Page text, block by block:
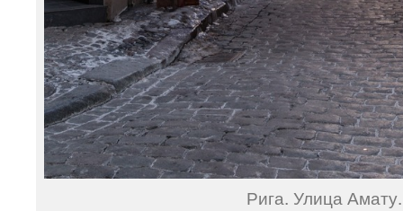
Рига. Улица Амату.